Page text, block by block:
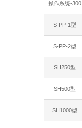
操作系统-300
S-PP-1型
S-PP-2型
SH250型
SH500型
SH1000型